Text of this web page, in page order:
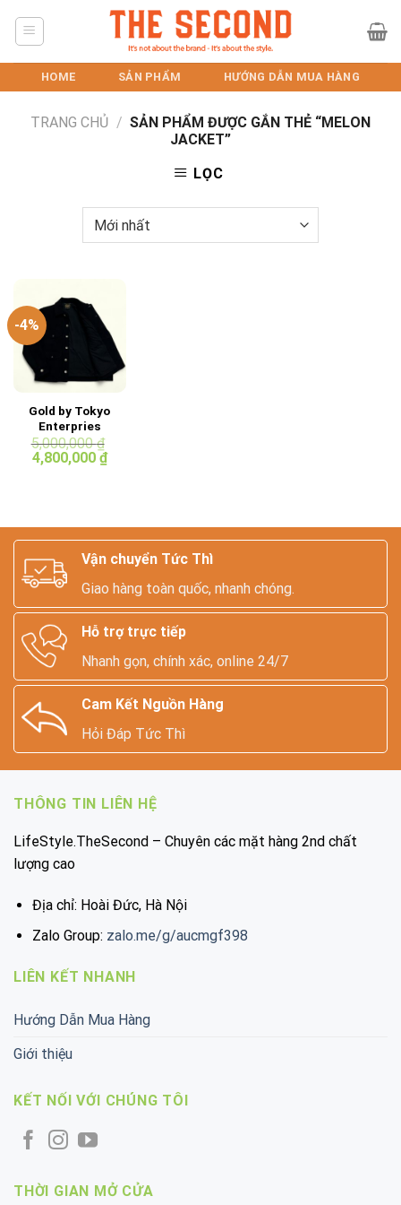
HOME SẢN PHẨM HƯỚNG DẪN MUA HÀNG
TRANG CHỦ / SẢN PHẨM ĐƯỢC GẮN THẺ “MELON
JACKET”
LỌC
-4%
Gold by Tokyo
Enterpries
Mackinaw
Cruiser Jacket
5,000,000₫
Giá
gốc
4,800,000 ₫Giá
hiện
Vận chuyển Tức Thì
Giao hàng toàn quốc, nhanh chóng.
Hỗ trợ trực tiếp
Nhanh gọn, chính xác, online 24/7
Cam Kết Nguồn Hàng
Hỏi Đáp Tức Thì
THÔNG TIN LIÊN HỆ
LifeStyle.TheSecond – Chuyên các mặt hàng 2nd chất
lượng cao
Địa chỉ: Hoài Đức, Hà Nội
Zalo Group: zalo.me/g/aucmgf398
LIÊN KẾT NHANH
Hướng Dẫn Mua Hàng
Giới thiệu
KẾT NỐI VỚI CHÚNG TÔI
THỜI GIAN MỞ CỬA